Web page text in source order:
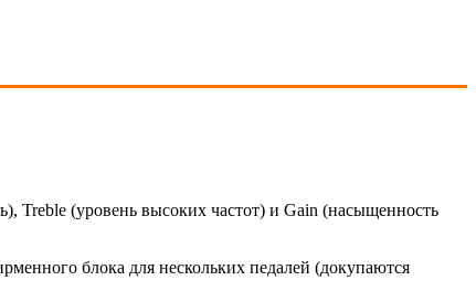
Treble (уровень высоких частот) и Gain (насыщенность
блока для нескольких педалей (докупаются